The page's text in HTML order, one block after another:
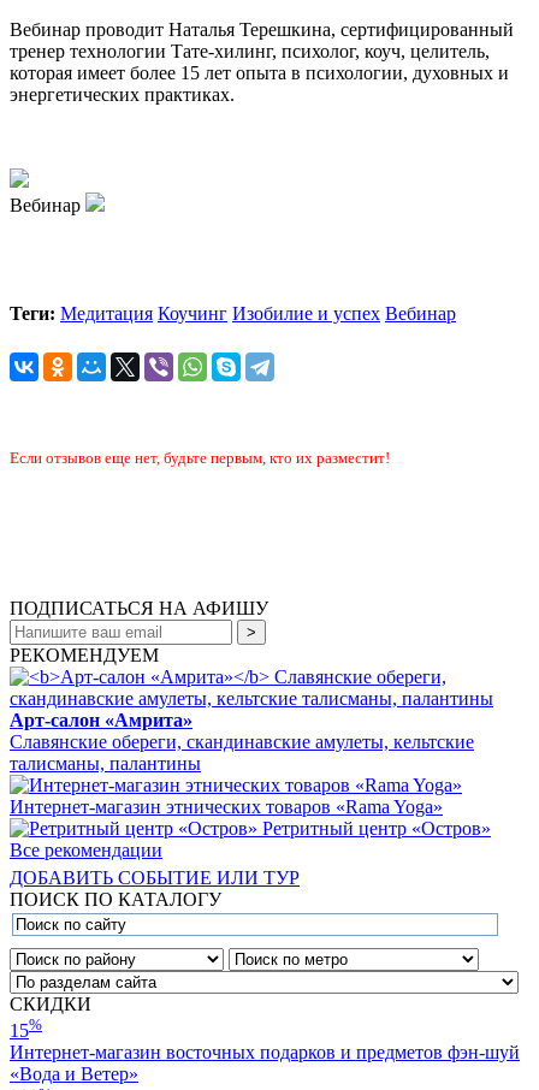
Вебинар проводит Наталья Терешкина, сертифицированный
тренер технологии Тате-хилинг, психолог, коуч, целитель,
которая имеет более 15 лет опыта в психологии, духовных и
энергетических практиках.
Вебинар
Теги: Медитация Коучинг Изобилие и успех Вебинар
Если отзывов еще нет, будьте первым, кто их разместит!
ПОДПИСАТЬСЯ НА АФИШУ
РЕКОМЕНДУЕМ
Арт-салон «Амрита»
Славянские обереги, скандинавские амулеты, кельтские
талисманы, палантины
Интернет-магазин этнических товаров «Rama Yoga»
Ретритный центр «Остров»
Все рекомендации
ДОБАВИТЬ СОБЫТИЕ ИЛИ ТУР
ПОИСК ПО КАТАЛОГУ
СКИДКИ
15%
Интернет-магазин восточных подарков и предметов фэн-шуй
«Вода и Ветер»